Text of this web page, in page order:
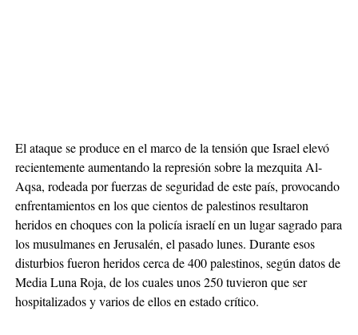
El ataque se produce en el marco de la tensión que Israel elevó
recientemente aumentando la represión sobre la mezquita Al-
Aqsa, rodeada por fuerzas de seguridad de este país, provocando
enfrentamientos en los que cientos de palestinos resultaron
heridos en choques con la policía israelí en un lugar sagrado para
los musulmanes en Jerusalén, el pasado lunes. Durante esos
disturbios fueron heridos cerca de 400 palestinos, según datos de
Media Luna Roja, de los cuales unos 250 tuvieron que ser
hospitalizados y varios de ellos en estado crítico.